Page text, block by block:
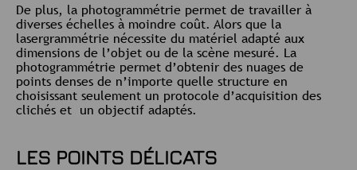
De plus, la photogrammétrie permet de travailler à
diverses échelles à moindre coût. Alors que la
lasergrammétrie nécessite du matériel adapté aux
dimensions de l’objet ou de la scène mesuré. La
photogrammétrie permet d’obtenir des nuages de
points denses de n’importe quelle structure en
choisissant seulement un protocole d’acquisition des
clichés et un objectif adaptés.
LES POINTS DÉLICATS